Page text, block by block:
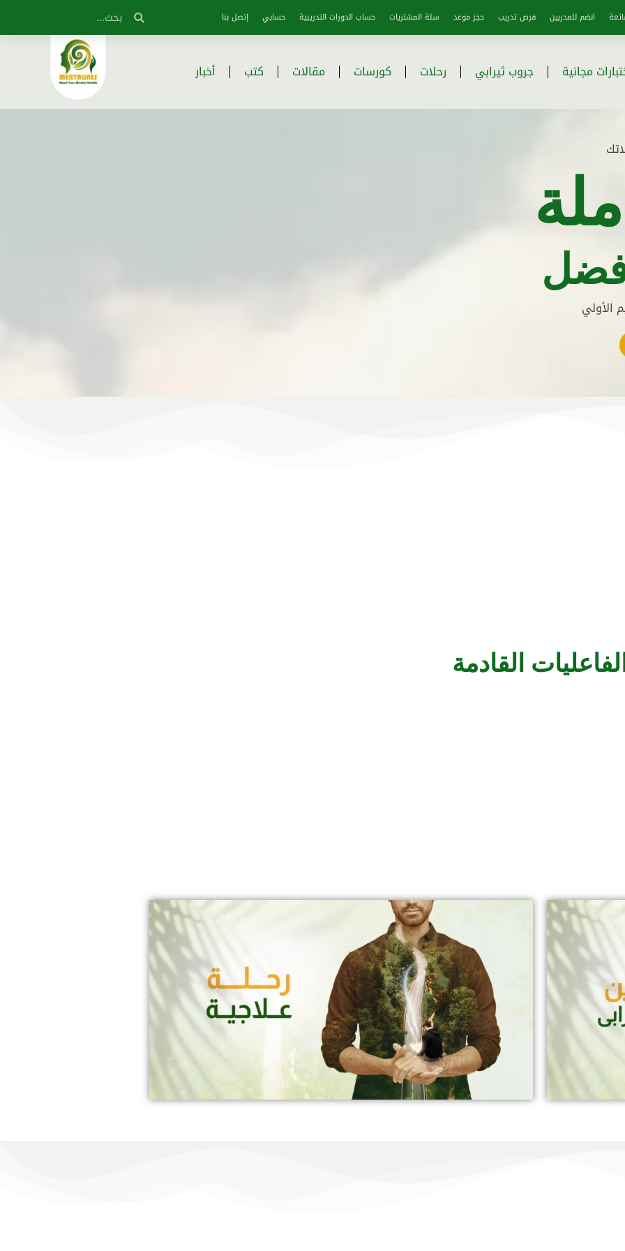
انضم للمدربين فرص تدريب حجز موعد سلة المشتريات حساب الدورات التدريبية حسابي إتصل بنا
مجانية جروب ثيرابي رحلات كورسات مقالات كتب أخبار
القادمة